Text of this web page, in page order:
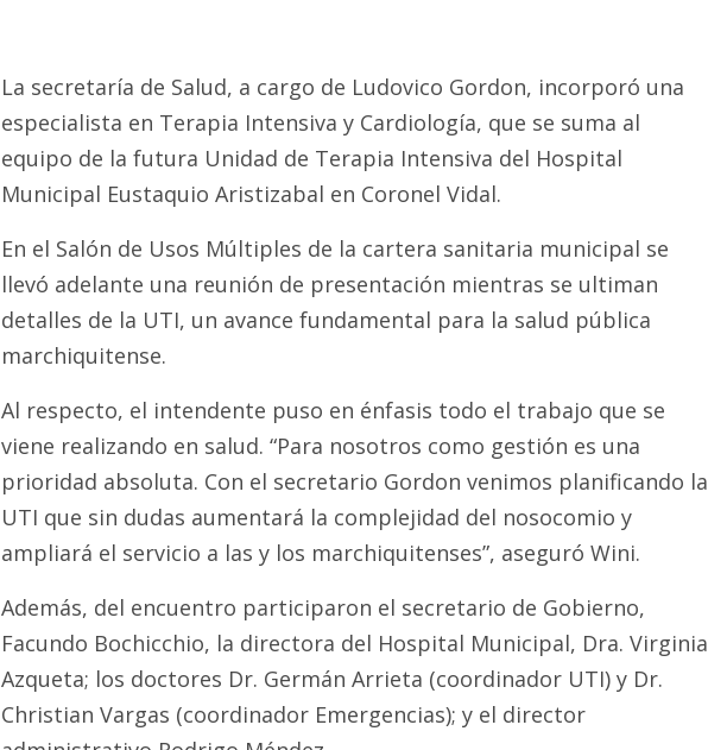
La secretaría de Salud, a cargo de Ludovico Gordon, incorporó una
especialista en Terapia Intensiva y Cardiología, que se suma al
equipo de la futura Unidad de Terapia Intensiva del Hospital
Municipal Eustaquio Aristizabal en Coronel Vidal.
En el Salón de Usos Múltiples de la cartera sanitaria municipal se
llevó adelante una reunión de presentación mientras se ultiman
detalles de la UTI, un avance fundamental para la salud pública
marchiquitense.
Al respecto, el intendente puso en énfasis todo el trabajo que se
viene realizando en salud. “Para nosotros como gestión es una
prioridad absoluta. Con el secretario Gordon venimos planificando la
UTI que sin dudas aumentará la complejidad del nosocomio y
ampliará el servicio a las y los marchiquitenses”, aseguró Wini.
Además, del encuentro participaron el secretario de Gobierno,
Facundo Bochicchio, la directora del Hospital Municipal, Dra. Virginia
Azqueta; los doctores Dr. Germán Arrieta (coordinador UTI) y Dr.
Christian Vargas (coordinador Emergencias); y el director